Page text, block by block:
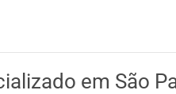
em São